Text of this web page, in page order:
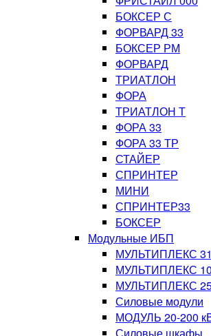
БОКСЕР С
ФОРВАРД 33
БОКСЕР РМ
ФОРВАРД
ТРИАТЛОН
ФОРА
ТРИАТЛОН Т
ФОРА 33
ФОРА 33 ТР
СТАЙЕР
СПРИНТЕР
МИНИ
СПРИНТЕР33
БОКСЕР
Модульные ИБП
МУЛЬТИПЛЕКС
МУЛЬТИПЛЕКС
МУЛЬТИПЛЕКС
Силовые модули
МОДУЛЬ 20-200